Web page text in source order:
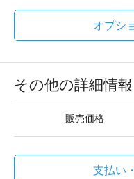
オプシ
その他の詳細情報
販売価格
支払い